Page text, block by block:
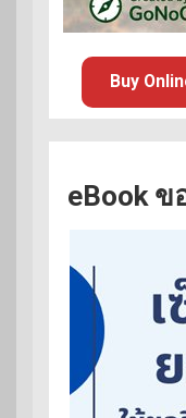
Buy
eBook ข